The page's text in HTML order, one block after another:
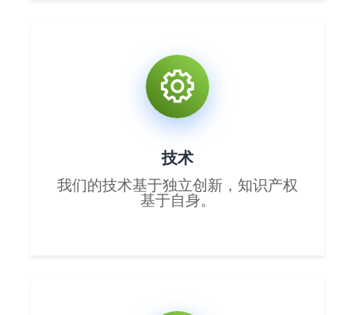
技术
我们的技术基于独立创新，知识产权
基于自身。